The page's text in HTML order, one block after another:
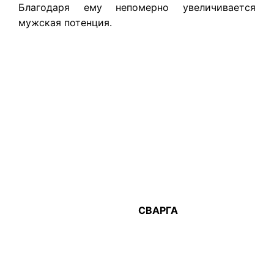
Благодаря ему непомерно увеличивается
мужская потенция.
СВАРГА